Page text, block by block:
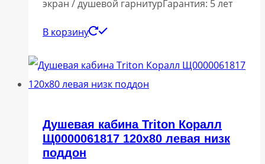
экран / душевой гарнитурГарантия: 5 лет
В корзину
Душевая кабина Triton Коралл
Щ0000061817 120х80 левая низк
поддон